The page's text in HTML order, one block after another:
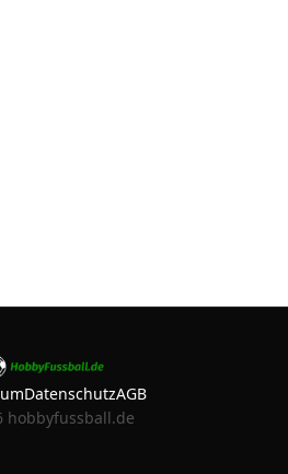
DatenschutzAGB
hobbyfussball.de